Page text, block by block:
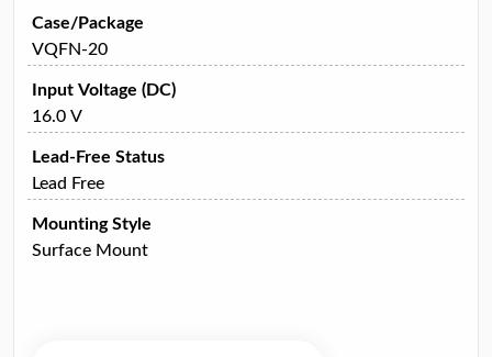
Case/Package
VQFN-20
Input Voltage (DC)
16.0 V
Lead-Free Status
Lead Free
Mounting Style
Surface Mount